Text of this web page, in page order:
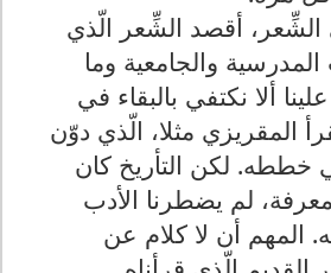
أقصد الشِّعر الّذي
والجامعية وما
ألا نكتفي بالبقاء في
المقريزي مثلا، الّذي دوّن
خططه. لكن التأريخ كان
لم يضطرنا الأدب
المهم أن لا كلام عن